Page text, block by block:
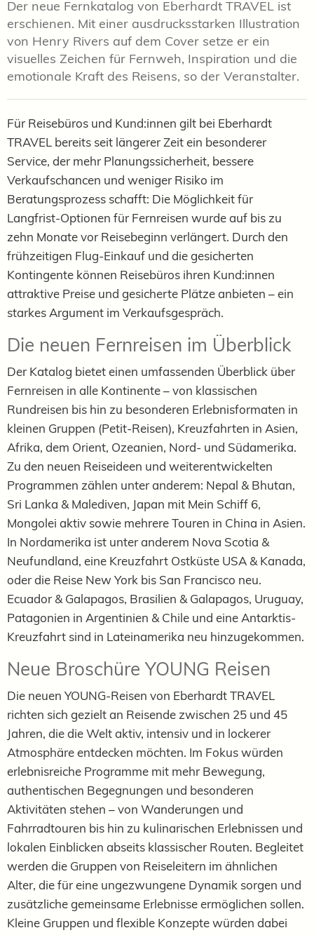
Der neue Fernkatalog von Eberhardt TRAVEL ist
erschienen. Mit einer ausdrucksstarken Illustration
von Henry Rivers auf dem Cover setze er ein
visuelles Zeichen für Fernweh, Inspiration und die
emotionale Kraft des Reisens, so der Veranstalter.
Für Reisebüros und Kund:innen gilt bei Eberhardt
TRAVEL bereits seit längerer Zeit ein besonderer
Service, der mehr Planungssicherheit, bessere
Verkaufschancen und weniger Risiko im
Beratungsprozess schafft: Die Möglichkeit für
Langfrist-Optionen für Fernreisen wurde auf bis zu
zehn Monate vor Reisebeginn verlängert. Durch den
frühzeitigen Flug-Einkauf und die gesicherten
Kontingente können Reisebüros ihren Kund:innen
attraktive Preise und gesicherte Plätze anbieten – ein
starkes Argument im Verkaufsgespräch.
Die neuen Fernreisen im Überblick
Der Katalog bietet einen umfassenden Überblick über
Fernreisen in alle Kontinente – von klassischen
Rundreisen bis hin zu besonderen Erlebnisformaten in
kleinen Gruppen (Petit-Reisen), Kreuzfahrten in Asien,
Afrika, dem Orient, Ozeanien, Nord- und Südamerika.
Zu den neuen Reiseideen und weiterentwickelten
Programmen zählen unter anderem: Nepal & Bhutan,
Sri Lanka & Malediven, Japan mit Mein Schiff 6,
Mongolei aktiv sowie mehrere Touren in China in Asien.
In Nordamerika ist unter anderem Nova Scotia &
Neufundland, eine Kreuzfahrt Ostküste USA & Kanada,
oder die Reise New York bis San Francisco neu.
Ecuador & Galapagos, Brasilien & Galapagos, Uruguay,
Patagonien in Argentinien & Chile und eine Antarktis-
Kreuzfahrt sind in Lateinamerika neu hinzugekommen.
Neue Broschüre YOUNG Reisen
Die neuen YOUNG-Reisen von Eberhardt TRAVEL
richten sich gezielt an Reisende zwischen 25 und 45
Jahren, die die Welt aktiv, intensiv und in lockerer
Atmosphäre entdecken möchten. Im Fokus würden
erlebnisreiche Programme mit mehr Bewegung,
authentischen Begegnungen und besonderen
Aktivitäten stehen – von Wanderungen und
Fahrradtouren bis hin zu kulinarischen Erlebnissen und
lokalen Einblicken abseits klassischer Routen. Begleitet
werden die Gruppen von Reiseleitern im ähnlichen
Alter, die für eine ungezwungene Dynamik sorgen und
zusätzliche gemeinsame Erlebnisse ermöglichen sollen.
Kleine Gruppen und flexible Konzepte würden dabei